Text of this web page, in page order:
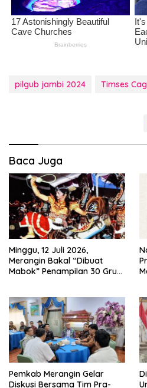
pilgub jambi 2024 Timses
Baca Juga
Minggu, 12 Juli 2026,
Merangin Bakal “Dibuat
Mabok” Penampilan 30 Grup
Pemkab Merangin Gelar
Diskusi Bersama Tim Pra-